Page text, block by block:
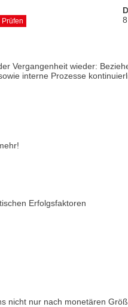
8
Vergangenheit wieder:
interne Prozesse
Erfolgsfaktoren
nicht nur nach monetären